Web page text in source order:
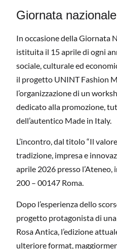
Giornata
In occasione della Giornata
istituita il 15 aprile di ogni
sociale, culturale ed
il progetto UNINT Fashion
l’organizzazione di un
dedicato alla promozione,
dell’autentico Made in Italy.
L’incontro, dal titolo “Il
tradizione, impresa e
aprile 2026 presso
200 – 00147 Roma.
Dopo l’esperienza dello
progetto protagonista di
Rosa Antica, l’edizione
ulteriore format,